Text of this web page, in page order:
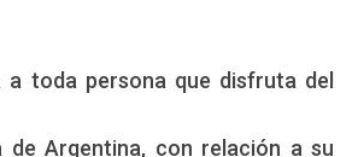
toda persona que disfruta del
Argentina, con relación a su